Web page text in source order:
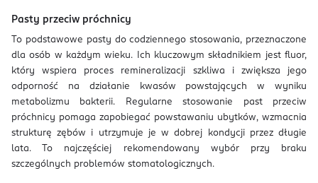
Pasty przeciw próchnicy
To podstawowe pasty do codziennego stosowania, przeznaczone
dla osób w każdym wieku. Ich kluczowym składnikiem jest fluor,
który wspiera proces remineralizacji szkliwa i zwiększa jego
odporność na działanie kwasów powstających w wyniku
metabolizmu bakterii. Regularne stosowanie past przeciw
próchnicy pomaga zapobiegać powstawaniu ubytków, wzmacnia
strukturę zębów i utrzymuje je w dobrej kondycji przez długie
lata. To najczęściej rekomendowany wybór przy braku
szczególnych problemów stomatologicznych.